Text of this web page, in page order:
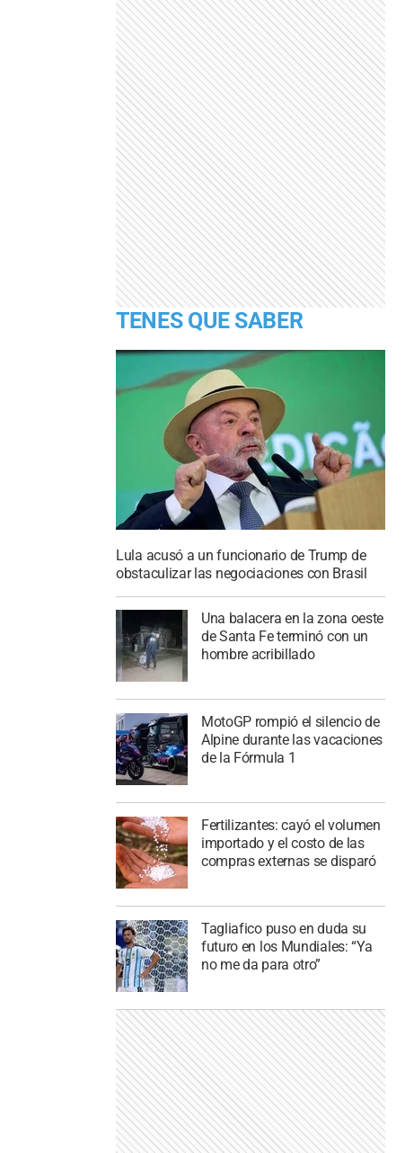
TENES QUE SABER
Lula acusó a un funcionario de Trump de
obstaculizar las negociaciones con Brasil
Una balacera en la zona oeste
de Santa Fe terminó con un
hombre acribillado
MotoGP rompió el silencio de
Alpine durante las vacaciones
de la Fórmula 1
Fertilizantes: cayó el volumen
importado y el costo de las
compras externas se disparó
Tagliafico puso en duda su
futuro en los Mundiales: “Ya
no me da para otro”